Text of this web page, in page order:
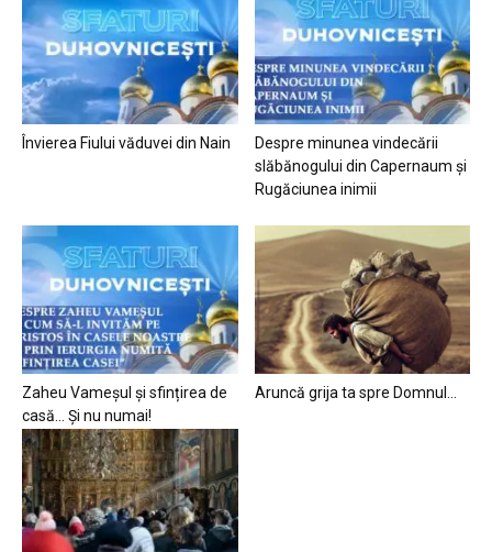
Învierea Fiului văduvei din Nain
Despre minunea vindecării
slăbănogului din Capernaum și
Rugăciunea inimii
Zaheu Vameșul și sfințirea de
casă… Și nu numai!
Aruncă grija ta spre Domnul…